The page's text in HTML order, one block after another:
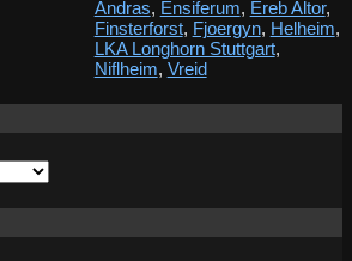
Andras, Ensiferum, Ereb Altor,
Finsterforst, Fjoergyn, Helheim,
LKA Longhorn Stuttgart,
Niflheim, Vreid